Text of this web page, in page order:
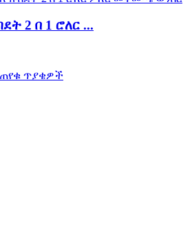
2 በ 1 ሮለር ...
ጥያቄዎች